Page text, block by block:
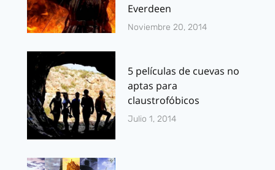
Everdeen
Noviembre 20, 2014
5 películas de cuevas no
aptas para
claustrofóbicos
Julio 1, 2014